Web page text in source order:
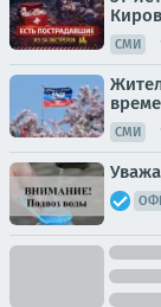
СМИ
СМИ